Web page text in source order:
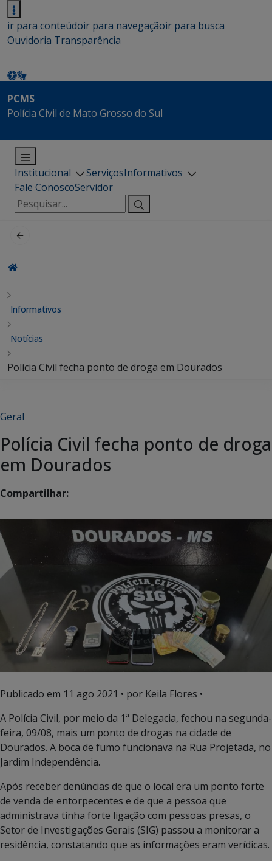
ir para conteúdoir para navegaçãoir para busca
Ouvidoria Transparência
PCMS
Polícia Civil de Mato Grosso do Sul
Institucional ServiçosInformativos
Fale ConoscoServidor
Pesquisar
por:
Informativos
Notícias
Polícia Civil fecha ponto de droga em Dourados
Geral
Polícia Civil fecha ponto de droga
em Dourados
Compartilhar:
Publicado em 11 ago 2021 • por Keila Flores •
A Polícia Civil, por meio da 1ª Delegacia, fechou na segunda-
feira, 09/08, mais um ponto de drogas na cidade de
Dourados. A boca de fumo funcionava na Rua Projetada, no
Jardim Independência.
Após receber denúncias de que o local era um ponto forte
de venda de entorpecentes e de que a pessoa que
administrava tinha forte ligação com pessoas presas, o
Setor de Investigações Gerais (SIG) passou a monitorar a
residência, constatando que as informações eram verídicas.